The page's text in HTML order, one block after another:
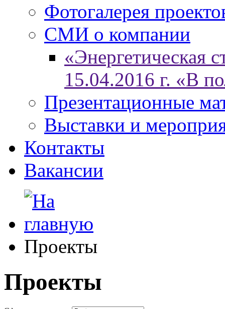
Фотогалерея
СМИ о компании
«Энергетическая
15.04.2016 г. «В
Презентационные
Выставки и
Контакты
Вакансии
Проекты
Проекты